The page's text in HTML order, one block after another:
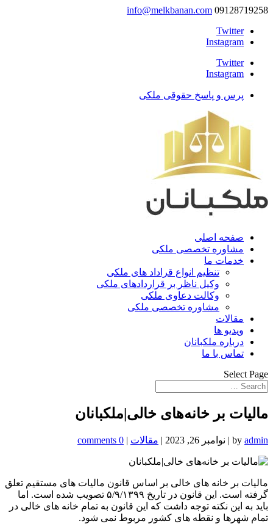
09128719258
info@melkbanan.com
Twitter
Instagram
Twitter
Instagram
پرس و پاسخ حقوقی ملکی
صفحه اصلی
مشاوره تخصصی ملکی
خدمات ما
تنظیم انواع قراداد های ملکی
وکیل ناظر بر قراردادهای ملکی
وکالت دعاوی ملکی
مشاوره تخصصی ملکی
مقالات
ویدیو ها
درباره ملکبانان
تماس با ما
Select Page
مالیات بر خانه‌های خالی|ملکبانان
by admin
| نوامبر 26, 2023 | مقالات |
0 comments
مالیات بر خانه های خالی بر اساس قانون مالیات های مستقیم تعلق
گرفته است. این قانون در تاریخ ۵/۹/۱۳۹۹ تصویب شده است. اما
باید به این نکته توجه داشت که این قانون به تمام خانه های خالی در
تمام شهرها و نقطه های کشور مربوط نمی شود.